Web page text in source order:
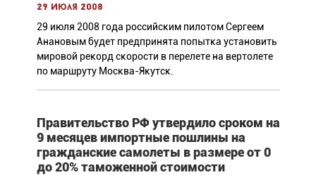
29 июля 2008
29 июля 2008 года российским пилотом Сергеем
Анановым будет предпринята попытка установить
мировой рекорд скорости в перелете на вертолете
по маршруту Москва-Якутск.
Правительство РФ утвердило сроком на
9 месяцев импортные пошлины на
гражданские самолеты в размере от 0
до 20% таможенной стоимости